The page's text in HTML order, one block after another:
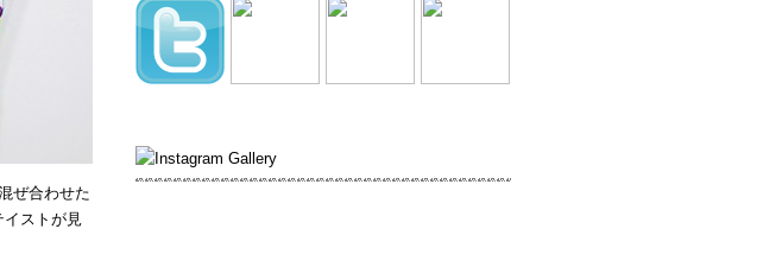
ぜ合わせた
イストが見